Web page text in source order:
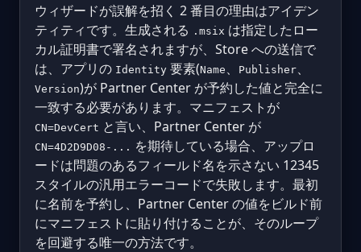
ウィザードが誤解を招く 2 番目の理由はアイデン
ティティです。生成される .msix は指定したロー
カル証明書で署名されますが、Store への送信で
は、アプリの Identity 要素(Name 、 Publisher、
Version)が Partner Center が予約した値と完全に
一致する必要があります。マニフェストが
CN=DevCert と言い、Partner Center が
CN=4D2D9D08-... を期待している場合、アップロ
ードは問題のあるフィールド名を示さない 12345
スタイルの汎用エラーコードで失敗します。最初
に名前を予約し、Partner Center の値をビルド前
にマニフェストに貼り付けることが、そのループ
を回避する唯一の方法です。